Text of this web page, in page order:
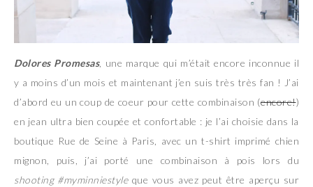
Dolores Promesas, une marque qui m’était encore inconnue il
y a moins d’un mois et maintenant j’en suis très très fan ! J’ai
d’abord eu un coup de coeur pour cette combinaison (encore!)
en jean ultra bien coupée et confortable : je l’ai choisie dans la
boutique Rue de Seine à Paris, avec un t-shirt imprimé chien
mignon, puis, j’ai porté une combinaison à pois lors du
shooting #myminniestyleque vous avez peut être aperçu sur